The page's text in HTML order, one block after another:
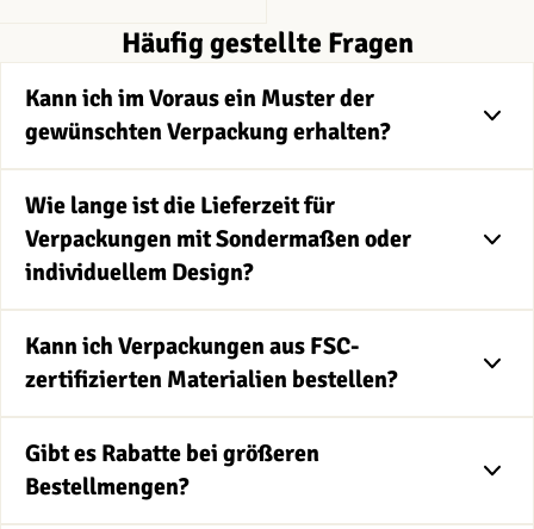
Häufig gestellte Fragen
Kann ich im Voraus ein Muster der
gewünschten Verpackung erhalten?
Wie lange ist die Lieferzeit für
Verpackungen mit Sondermaßen oder
individuellem Design?
Kann ich Verpackungen aus FSC-
zertifizierten Materialien bestellen?
Gibt es Rabatte bei größeren
Bestellmengen?